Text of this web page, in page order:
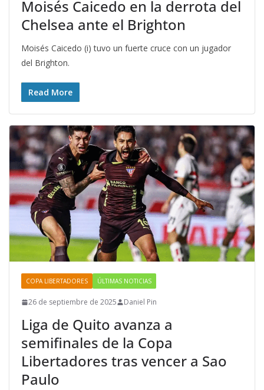
Moisés Caicedo en la derrota del
Chelsea ante el Brighton
Moisés Caicedo (i) tuvo un fuerte cruce con un jugador
del Brighton.
Read More
COPA LIBERTADORES ÚLTIMAS NOTICIAS
26 de septiembre de 2025 Daniel Pin
Liga de Quito avanza a
semifinales de la Copa
Libertadores tras vencer a Sao
Paulo